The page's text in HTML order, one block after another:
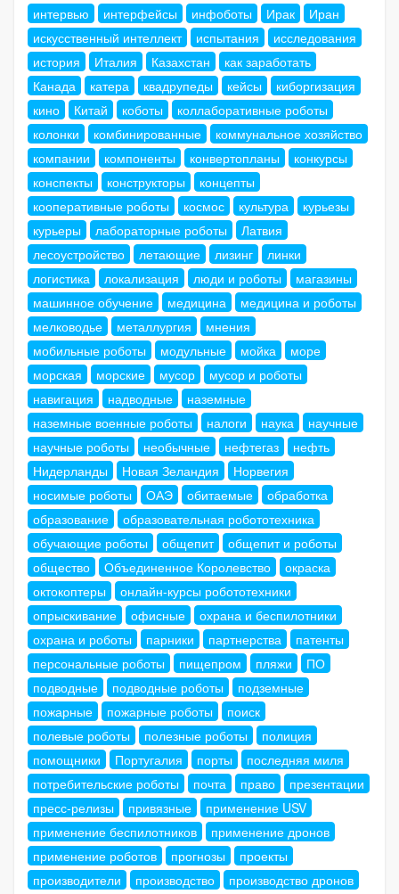
интервью
интерфейсы инфоботы Ирак
Иран
искусственный интеллект
испытания
исследования
история
Италия Казахстан
как заработать
Канада
катера квадрупеды кейсы
киборгизация
кино
Китай коботы
коллаборативные роботы
колонки
комбинированные
коммунальное хозяйство
компании
компоненты конвертопланы
конкурсы
конспекты
конструкторы
концепты
кооперативные роботы
космос культура
курьезы
курьеры
лабораторные роботы
Латвия
лесоустройство
летающие лизинг
линки
логистика
локализация люди и роботы
магазины
машинное обучение
медицина
медицина и роботы
мелководье
металлургия
мнения
мобильные роботы
модульные мойка
море
морская
морские мусор
мусор и роботы
навигация
надводные
наземные
наземные военные роботы
налоги наука
научные
научные роботы
необычные нефтегаз
нефть
Нидерланды
Новая Зеландия
Норвегия
носимые роботы
ОАЭ обитаемые
обработка
образование
образовательная робототехника
обучающие роботы
общепит
общепит и роботы
общество
Объединенное Королевство
окраска
октокоптеры
онлайн-курсы робототехники
опрыскивание
офисные
охрана и беспилотники
охрана и роботы
парники партнерства
патенты
персональные роботы
пищепром пляжи
ПО
подводные
подводные роботы
подземные
пожарные
пожарные роботы
поиск
полевые роботы
полезные роботы
полиция
помощники
Португалия порты
последняя миля
потребительские роботы
почта право
презентации
пресс-релизы
привязные
применение USV
применение беспилотников
применение дронов
применение роботов
прогнозы
проекты
производители
производство
производство дронов